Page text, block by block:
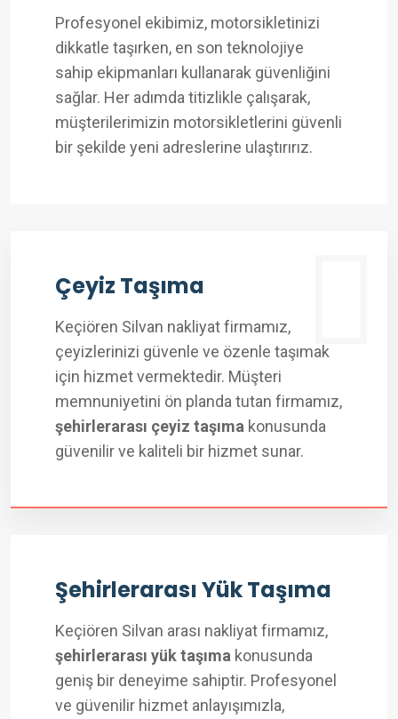
Profesyonel ekibimiz, motorsikletinizi
dikkatle taşırken, en son teknolojiye
sahip ekipmanları kullanarak güvenliğini
sağlar. Her adımda titizlikle çalışarak,
müşterilerimizin motorsikletlerini güvenli
bir şekilde yeni adreslerine ulaştırırız.
Çeyiz Taşıma
Keçiören Silvan nakliyat firmamız,
çeyizlerinizi güvenle ve özenle taşımak
için hizmet vermektedir. Müşteri
memnuniyetini ön planda tutan firmamız,
şehirlerarası çeyiz taşıma konusunda
güvenilir ve kaliteli bir hizmet sunar.
Şehirlerarası Yük Taşıma
Keçiören Silvan arası nakliyat firmamız,
şehirlerarası yük taşıma konusunda
geniş bir deneyime sahiptir. Profesyonel
ve güvenilir hizmet anlayışımızla,